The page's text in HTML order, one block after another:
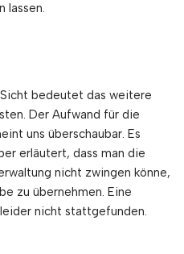
lassen.
bedeutet das weitere
Der Aufwand für die
uns überschaubar. Es
erläutert, dass man die
nicht zwingen könne,
zu übernehmen. Eine
nicht stattgefunden.